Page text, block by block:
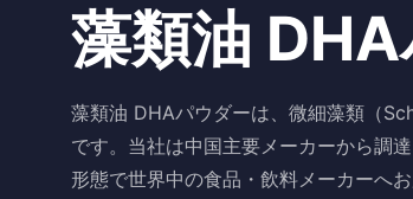
藻類油
藻類油 DHAパウダーは、微細藻類（
です。当社は中国主要メーカーから調
形態で世界中の食品・飲料メーカーへ